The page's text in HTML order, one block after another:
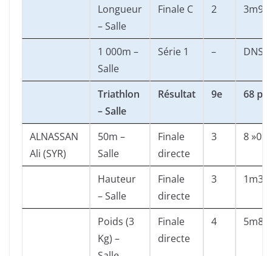
Longueur
– Salle
Finale C 2 3m90
1 000m –
Salle
Série 1 – DNS
Triathlon
– Salle
Résultat 9e 68 pts
ALNASSAN
Ali (SYR)
50m –
Salle
Finale
directe
3 8 »09
Hauteur
– Salle
Finale
directe
3 1m33
Poids (3
Kg) –
Finale
directe
4 5m88